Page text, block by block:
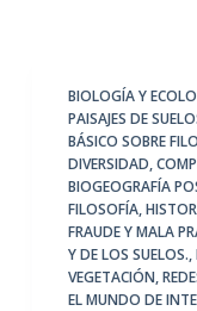
BIOLOGÍA Y
PAISAJES DE
BÁSICO SOBRE
DIVERSIDAD,
BIOGEOGRAFÍA
FILOSOFÍA,
FRAUDE Y MALA
Y DE LOS SUELOS.,
VEGETACIÓN,
EL MUNDO DE